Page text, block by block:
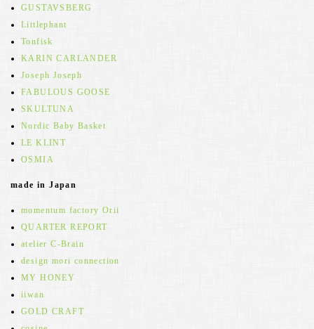
GUSTAVSBERG
Littlephant
Tonfisk
KARIN CARLANDER
Joseph Joseph
FABULOUS GOOSE
SKULTUNA
Nordic Baby Basket
LE KLINT
OSMIA
made in Japan
momentum factory Orii
QUARTER REPORT
atelier C-Brain
design mori connection
MY HONEY
iiwan
GOLD CRAFT